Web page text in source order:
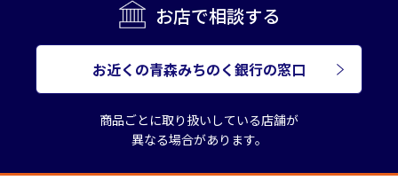
お店で相談する
お近くの青森みちのく銀行の窓口
商品ごとに取り扱いしている店舗が
異なる場合があります。